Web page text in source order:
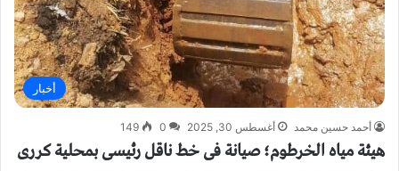
أخبار
أحمد حسين محمد أغسطس 30, 2025 0
149
هيئة مياه الخرطوم؛ صيانة فى خط ناقل رئيسى بمحلية كررى